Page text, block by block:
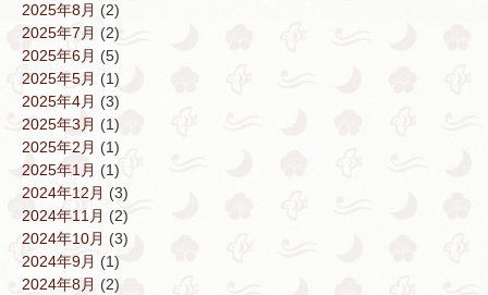
2025年8月 (2)
2025年7月 (2)
2025年6月 (5)
2025年5月 (1)
2025年4月 (3)
2025年3月 (1)
2025年2月 (1)
2025年1月 (1)
2024年12月 (3)
2024年11月 (2)
2024年10月 (3)
2024年9月 (1)
2024年8月 (2)